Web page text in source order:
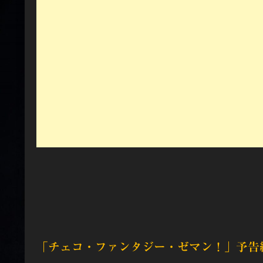
「チェコ・ファンタジー・ゼマン！」 予告